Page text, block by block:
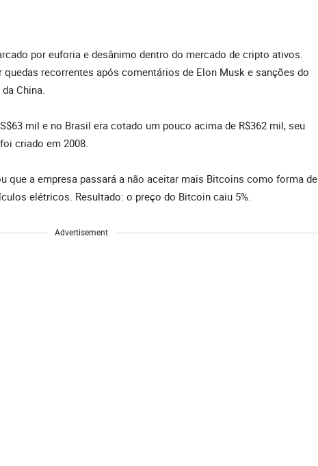
por euforia e desânimo dentro do mercado de cripto ativos.
recorrentes após comentários de Elon Musk e sanções do
China.
mil e no Brasil era cotado um pouco acima de R$362 mil, seu
criado em 2008.
que a empresa passará a não aceitar mais Bitcoins como forma de
elétricos. Resultado: o preço do Bitcoin caiu 5%.
Advertisement